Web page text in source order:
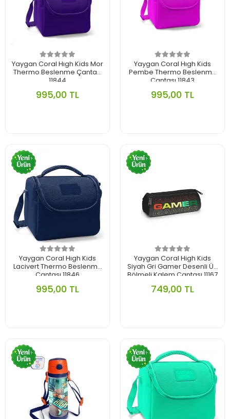
Yaygan Coral Hıgh Kids Mor
Thermo Beslenme Çantası
11844
995,00 TL
Yaygan Coral Hıgh Kids
Pembe Thermo Beslenme
Çantası 11843
995,00 TL
Yaygan Coral Hıgh Kids
Lacivert Thermo Beslenme
Çantası 11846
995,00 TL
Yaygan Coral High Kids
Siyah Gri Gamer Desenli Üç
Bölmeli Kalem Çantası 11167
749,00 TL